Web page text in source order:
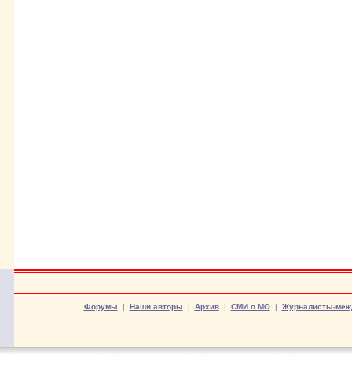
Форумы | Наши авторы | Архив| СМИ о МО| Журналисты-